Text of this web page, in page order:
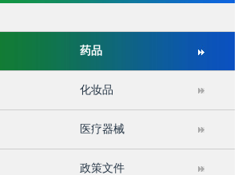
国家药监局 国家卫生健康委 国家
关于举办第十六届中国医疗器械
药品
化妆品
医疗器械
政策文件